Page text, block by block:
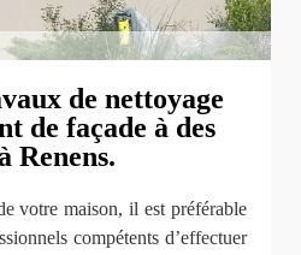
de nettoyage
de façade à des
Renens.
votre maison, il est préférable
compétents d’effectuer